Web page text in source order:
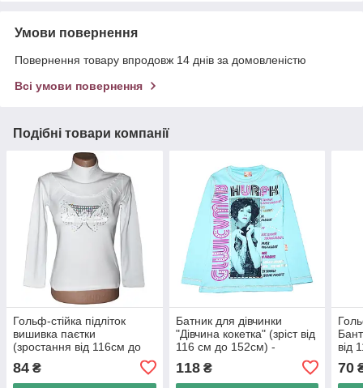
Умови повернення
Повернення товару впродовж 14 днів за домовленістю
Всі умови повернення
Подібні товари компанії
Гольф-стійка підліток
вишивка паєтки
(зростання від 116см до
84 ₴
Батник для дівчинки
"Дівчина кокетка" (зріст від
116 см до 152см) -
118₴
від
70